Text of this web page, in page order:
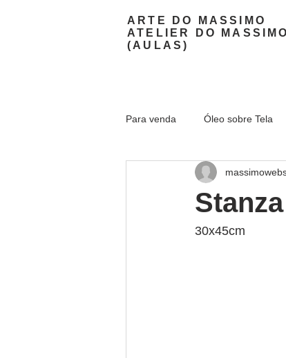
ARTE DO MASSIMO
ATELIER DO MASSIMO
(AULAS)
Para venda Óleo sobre Tela
30x45cm